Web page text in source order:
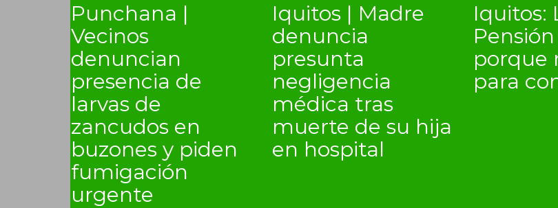
Punchana |
Vecinos
denuncian
presencia de
larvas de
zancudos en
buzones y piden
fumigación
urgente
Iquitos | Madre
denuncia
presunta
negligencia
médica tras
muerte de su hija
en hospital
Iquitos:
porque
para